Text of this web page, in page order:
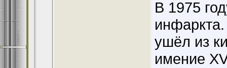
В 1975
ушёл из
имение